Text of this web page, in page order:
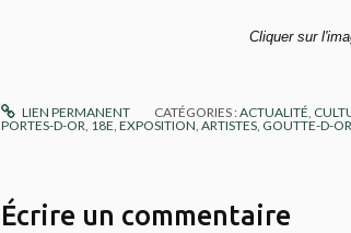
Cliquer sur
LIEN PERMANENT CATÉGORIES :ACTUALITÉ,
PORTES-D-OR, 18E, EXPOSITION, ARTISTES, GOUTTE-D-OR
Écrire un commentaire